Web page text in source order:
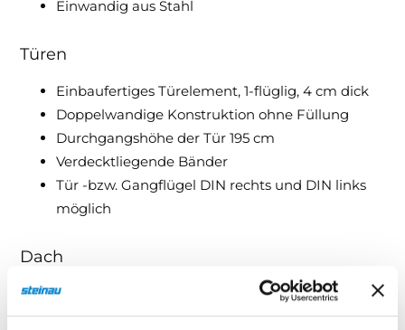
Einwandig aus Stahl
Türen
Einbaufertiges Türelement, 1-flüglig, 4 cm dick
Doppelwandige Konstruktion ohne Füllung
Durchgangshöhe der Tür 195 cm
Verdecktliegende Bänder
Tür -bzw. Gangflügel DIN rechts und DIN links
möglich
Dach
Dachkomponente einwandig aus Stahl
Dachbleche gesickt